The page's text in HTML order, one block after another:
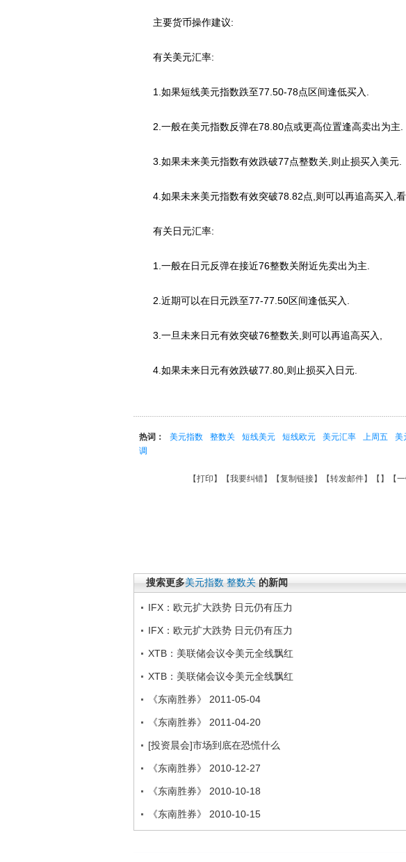
主要货币操作建议:
有关美元汇率:
1.如果短线美元指数跌至77.50-78点区间逢低买入.
2.一般在美元指数反弹在78.80点或更高位置逢高卖出为主.
3.如果未来美元指数有效跌破77点整数关,则止损买入美元.
4.如果未来美元指数有效突破78.82点,则可以再追高买入,看
有关日元汇率:
1.一般在日元反弹在接近76整数关附近先卖出为主.
2.近期可以在日元跌至77-77.50区间逢低买入.
3.一旦未来日元有效突破76整数关,则可以再追高买入,
4.如果未来日元有效跌破77.80,则止损买入日元.
热词： 美元指数 整数关 短线美元 短线欧元 美元汇率 上周五 美
调
【打印 】【我要纠错】【复制链接】【转发邮件】【 】 【
搜索更多美元指数 整数关 的新闻
IFX：欧元扩大跌势 日元仍有压力
IFX：欧元扩大跌势 日元仍有压力
XTB：美联储会议令美元全线飘红
XTB：美联储会议令美元全线飘红
《东南胜券》 2011-05-04
《东南胜券》 2011-04-20
[投资晨会]市场到底在恐慌什么
《东南胜券》 2010-12-27
《东南胜券》 2010-10-18
《东南胜券》 2010-10-15